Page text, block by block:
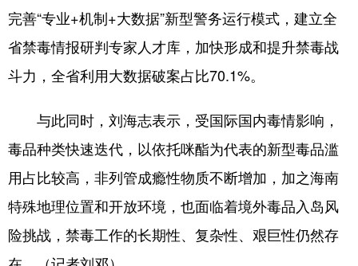
完善“专业+机制+大数据”新型警务运行模式，建立全
省禁毒情报研判专家人才库，加快形成和提升禁毒战
斗力，全省利用大数据破案占比70.1%。
与此同时，刘海志表示，受国际国内毒情影响，
毒品种类快速迭代，以依托咪酯为代表的新型毒品滥
用占比较高，非列管成瘾性物质不断增加，加之海南
特殊地理位置和开放环境，也面临着境外毒品入岛风
险挑战，禁毒工作的长期性、复杂性、艰巨性仍然存